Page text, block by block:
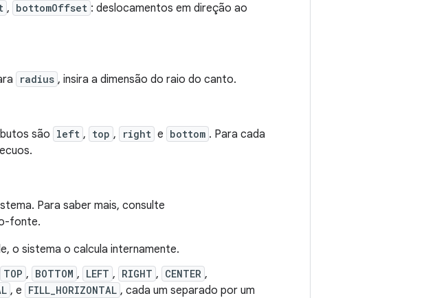
, bottomOffset : deslocamentos em direção ao
radius , insira a dimensão do raio do canto.
são left , top , right e bottom . Para cada
Para saber mais, consulte
fonte.
o sistema o calcula internamente.
TOP , BOTTOM , LEFT , RIGHT , CENTER ,
, e FILL_HORIZONTAL , cada um separado por um